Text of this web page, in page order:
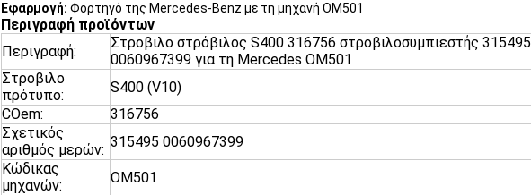
Εφαρμογή: Φορτηγό της Mercedes-Benz με τη μηχανή OM501
Περιγραφή προϊόντων
Περιγραφή:
Στροβιλο στρόβιλος S400 316756 στροβιλοσυμπιεστής 315495
0060967399 για τη Mercedes OM501
Στροβιλο
πρότυπο:
S400 (V10)
COem:
316756
Σχετικός
αριθμός μερών: 315495 0060967399
Κώδικας
μηχανών:
OM501